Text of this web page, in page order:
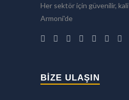
Her sektör için güvenilir,
Armoni'de
BIZE ULAŞIN